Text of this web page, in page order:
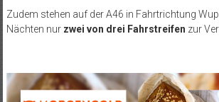
Zudem stehen auf der A46 in Fahrtrichtung
Nächten nur zwei von drei Fahrstreifen zur